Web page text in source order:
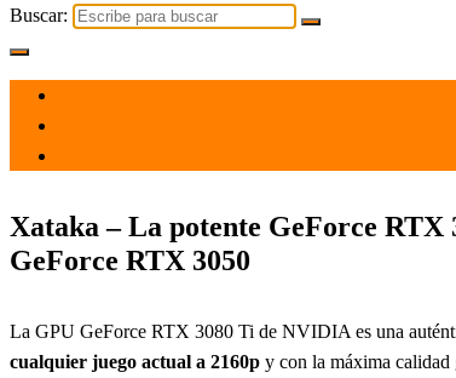
Buscar:
Xataka – La potente GeForce RTX
GeForce RTX 3050
La GPU GeForce RTX 3080 Ti de NVIDIA es una
cualquier juego actual a 2160p y con la máxima